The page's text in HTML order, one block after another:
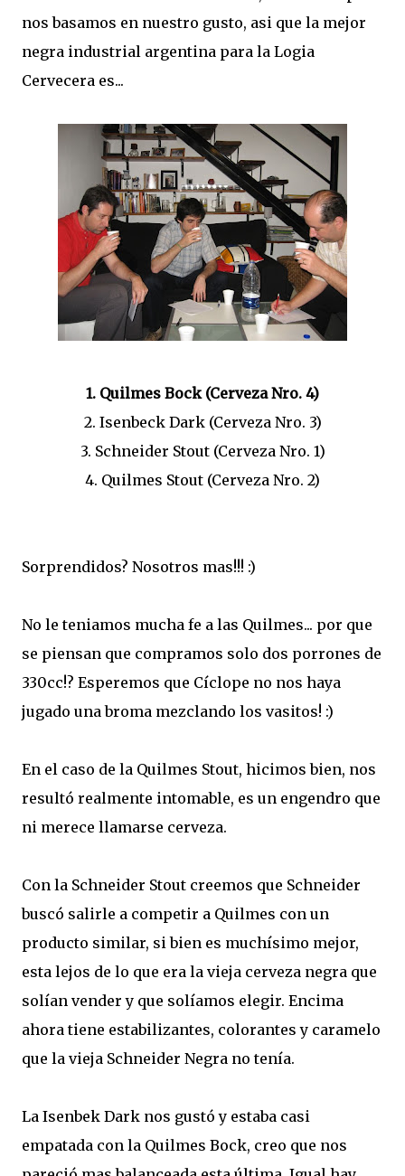
nos basamos en nuestro gusto, asi que la mejor
negra industrial argentina para la Logia
Cervecera es...
1. Quilmes Bock (Cerveza Nro. 4)
2. Isenbeck Dark (Cerveza Nro. 3)
3. Schneider Stout (Cerveza Nro. 1)
4. Quilmes Stout (Cerveza Nro. 2)
Sorprendidos? Nosotros mas!!! :)
No le teniamos mucha fe a las Quilmes... por que
se piensan que compramos solo dos porrones de
330cc!? Esperemos que Cíclope no nos haya
jugado una broma mezclando los vasitos! :)
En el caso de la Quilmes Stout, hicimos bien, nos
resultó realmente intomable, es un engendro que
ni merece llamarse cerveza.
Con la Schneider Stout creemos que Schneider
buscó salirle a competir a Quilmes con un
producto similar, si bien es muchísimo mejor,
esta lejos de lo que era la vieja cerveza negra que
solían vender y que solíamos elegir. Encima
ahora tiene estabilizantes, colorantes y caramelo
que la vieja Schneider Negra no tenía.
La Isenbek Dark nos gustó y estaba casi
empatada con la Quilmes Bock, creo que nos